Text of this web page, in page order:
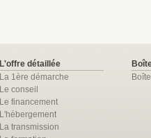
L'offre détaillée
La 1ère démarche
Le conseil
Le financement
L'hébergement
La transmission